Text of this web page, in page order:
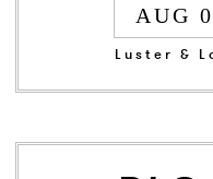
AUG
Luster &